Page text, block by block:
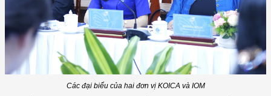
Các đại biểu của hai đơn vị KOICA và IOM